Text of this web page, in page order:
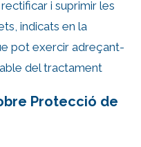
i suprimir les
indicats en la
pot exercir adreçant-
del tractament
Protecció de